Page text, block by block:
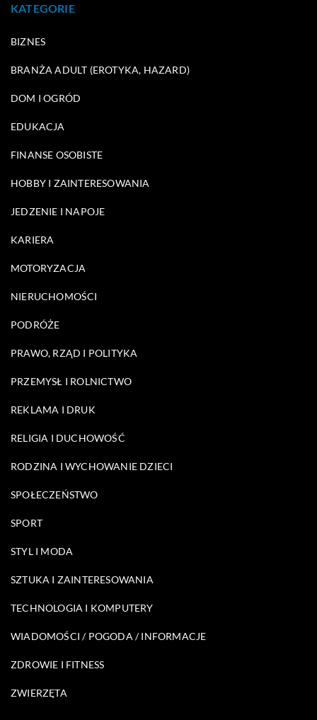
KATEGORIE
BIZNES
BRANŻA ADULT (EROTYKA, HAZARD)
DOM I OGRÓD
EDUKACJA
FINANSE OSOBISTE
HOBBY I ZAINTERESOWANIA
JEDZENIE I NAPOJE
KARIERA
MOTORYZACJA
NIERUCHOMOŚCI
PODRÓŻE
PRAWO, RZĄD I POLITYKA
PRZEMYSŁ I ROLNICTWO
REKLAMA I DRUK
RELIGIA I DUCHOWOŚĆ
RODZINA I WYCHOWANIE DZIECI
SPOŁECZEŃSTWO
SPORT
STYL I MODA
SZTUKA I ZAINTERESOWANIA
TECHNOLOGIA I KOMPUTERY
WIADOMOŚCI / POGODA / INFORMACJE
ZDROWIE I FITNESS
ZWIERZĘTA